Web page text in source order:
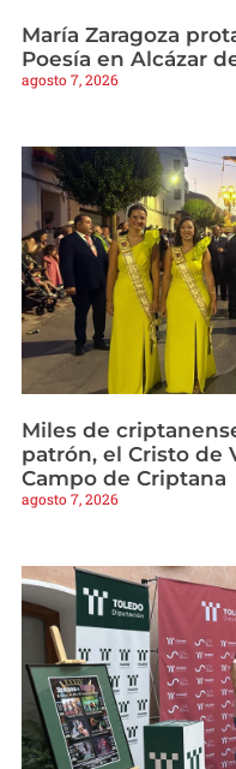
María Zaragoza
Poesía en Alcázar
agosto 7, 2026
Miles de
patrón, el Cristo de
Campo de Criptana
agosto 7, 2026